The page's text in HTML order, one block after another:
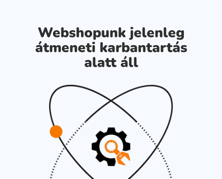
Webshopunk jelenleg
átmeneti karbantartás
alatt áll